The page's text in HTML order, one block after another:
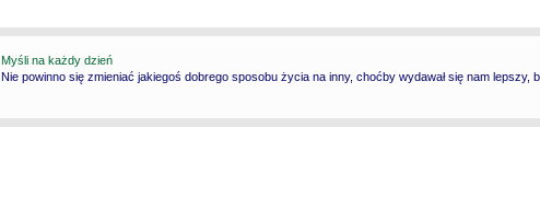
Myśli na każdy dzień
Nie powinno się zmieniać jakiegoś dobrego sposobu życia na inny, choćby wydawał się nam lepszy,